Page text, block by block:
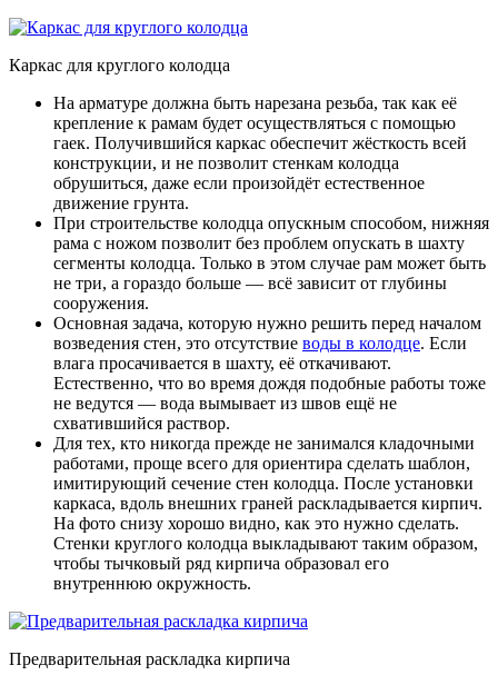
Каркас для круглого колодца
На арматуре должна быть нарезана резьба, так как её
крепление к рамам будет осуществляться с помощью
гаек. Получившийся каркас обеспечит жёсткость всей
конструкции, и не позволит стенкам колодца
обрушиться, даже если произойдёт естественное
движение грунта.
При строительстве колодца опускным способом, нижняя
рама с ножом позволит без проблем опускать в шахту
сегменты колодца. Только в этом случае рам может быть
не три, а гораздо больше — всё зависит от глубины
сооружения.
Основная задача, которую нужно решить перед началом
возведения стен, это отсутствие воды в колодце. Если
влага просачивается в шахту, её откачивают.
Естественно, что во время дождя подобные работы тоже
не ведутся — вода вымывает из швов ещё не
схватившийся раствор.
Для тех, кто никогда прежде не занимался кладочными
работами, проще всего для ориентира сделать шаблон,
имитирующий сечение стен колодца. После установки
каркаса, вдоль внешних граней раскладывается кирпич.
На фото снизу хорошо видно, как это нужно сделать.
Стенки круглого колодца выкладывают таким образом,
чтобы тычковый ряд кирпича образовал его
внутреннюю окружность.
Предварительная раскладка кирпича